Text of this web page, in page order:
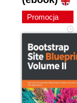
Promocja